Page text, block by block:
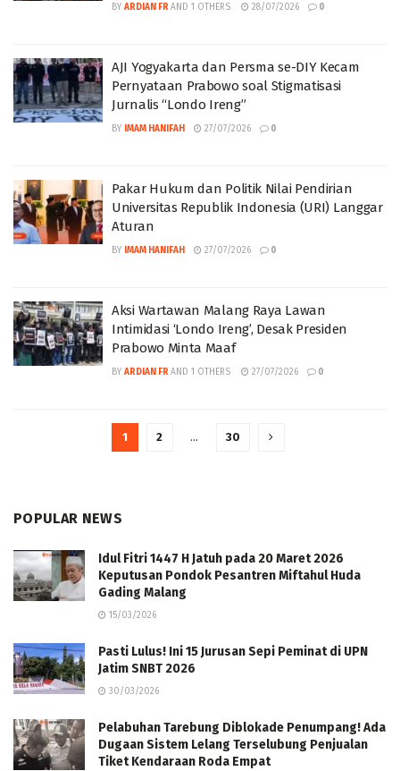
BY ARDIAN FR AND 1 OTHERS 28/07/2026 0
AJI Yogyakarta dan Persma se-DIY Kecam
Pernyataan Prabowo soal Stigmatisasi
Jurnalis “Londo Ireng”
BY IMAM HANIFAH 27/07/2026 0
Pakar Hukum dan Politik Nilai Pendirian
Universitas Republik Indonesia (URI) Langgar
Aturan
BY IMAM HANIFAH 27/07/2026 0
Aksi Wartawan Malang Raya Lawan
Intimidasi ‘Londo Ireng’, Desak Presiden
Prabowo Minta Maaf
BY ARDIAN FR AND 1 OTHERS 27/07/2026 0
1 2 … 30
POPULAR NEWS
Idul Fitri 1447 H Jatuh pada 20 Maret 2026
Keputusan Pondok Pesantren Miftahul Huda
Gading Malang
15/03/2026
Pasti Lulus! Ini 15 Jurusan Sepi Peminat di UPN
Jatim SNBT 2026
30/03/2026
Pelabuhan Tarebung Diblokade Penumpang! Ada
Dugaan Sistem Lelang Terselubung Penjualan
Tiket Kendaraan Roda Empat